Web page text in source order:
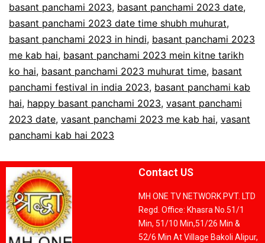
basant panchami 2023, basant panchami 2023 date,
basant panchami 2023 date time shubh muhurat,
basant panchami 2023 in hindi, basant panchami 2023
me kab hai, basant panchami 2023 mein kitne tarikh
ko hai, basant panchami 2023 muhurat time, basant
panchami festival in india 2023, basant panchami kab
hai, happy basant panchami 2023, vasant panchami
2023 date, vasant panchami 2023 me kab hai, vasant
panchami kab hai 2023
Contact US
MH ONE TV NETWORK PVT. LTD
Regd. Office: Khasra No.51/1
Min, 51/10 Min,51/26 Min &
52/6 Min At Village Bakoli Alipur,